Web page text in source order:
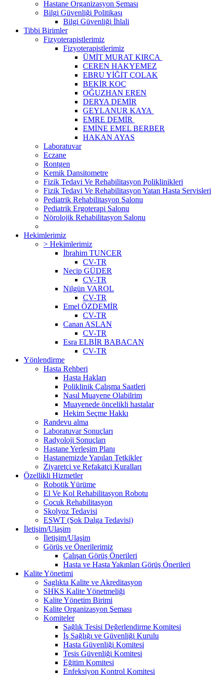
Hastane Organizasyon Şeması
Bilgi Güvenliği Politikası
Bilgi Güvenliği İhlali
Tibbi Birimler
Fizyoterapistlerimiz
Fizyoterapistlerimiz
ÜMİT MURAT KIRCA
CEREN HAKYEMEZ
EBRU YİĞİT ÇOLAK
BEKİR KOÇ
OĞUZHAN EREN
DERYA DEMİR
GEYLANUR KAYA
EMRE DEMİR
EMİNE EMEL BERBER
HAKAN AYAS
Laboratuvar
Eczane
Rontgen
Kemik Dansitometre
Fizik Tedavi Ve Rehabilitasyon Poliklinikleri
Fizik Tedavi Ve Rehabilitasyon Yatan Hasta Servisleri
Pediatrik Rehabilitasyon Salonu
Pediatrik Ergoterapi Salonu
Nörolojik Rehabilitasyon Salonu
Hekimlerimiz
> Hekimlerimiz
İbrahim TUNCER
CV-TR
Necip GÜDER
CV-TR
Nilgün VAROL
CV-TR
Emel ÖZDEMİR
CV-TR
Canan ASLAN
CV-TR
Esra ELBİR BABACAN
CV-TR
Yönlendirme
Hasta Rehberi
Hasta Hakları
Poliklinik Çalışma Saatleri
Nasıl Muayene Olabilrim
Muayenede öncelikli hastalar
Hekim Seçme Hakkı
Randevu alma
Laboratuvar Sonuçları
Radyoloji Sonuçları
Hastane Yerleşim Planı
Hastanemizde Yapılan Tetkikler
Ziyaretçi ve Refakatçi Kuralları
Özellikli Hizmetler
Robotik Yürüme
El Ve Kol Rehabilitasyon Robotu
Çocuk Rehabilitasyon
Skolyoz Tedavisi
ESWT (Şok Dalga Tedavisi)
İletişim/Ulaşim
İletişim/Ulaşim
Görüş ve Önerilerimiz
Çalışan Görüş Önerileri
Hasta ve Hasta Yakınları Görüş Önerileri
Kalite Yönetimi
Saglıkta Kalite ve Akreditasyon
SHKS Kalite Yönetmeliği
Kalite Yönetim Birimi
Kalite Organizasyon Şeması
Komiteler
Sağlık Tesisi Değerlendirme Komitesi
İş Sağlığı ve Güvenliği Kurulu
Hasta Güvenliği Komitesi
Tesis Güvenliği Komitesi
Eğitim Komitesi
Enfeksiyon Kontrol Komitesi